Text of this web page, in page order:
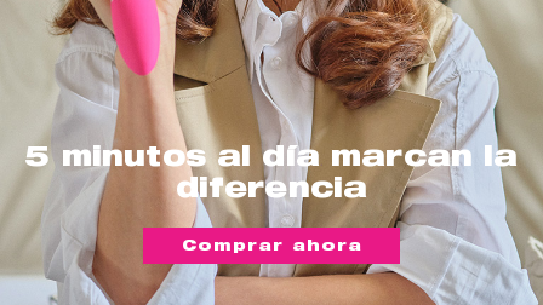
5 minutos al día marcan la
diferencia
Comprar ahora